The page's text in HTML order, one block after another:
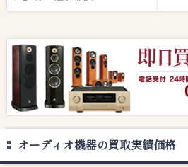
オーディオ機器の買取実績価格